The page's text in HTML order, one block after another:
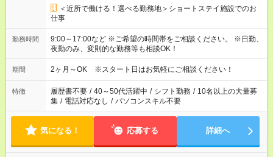
＜近所で働ける！選べる勤務地＞ショートステイ施設でのお
仕事
勤務時間
9:00～17:00など ※ご希望の時間帯をご相談ください。 ※日勤、
夜勤のみ、変則的な勤務等も相談OK！
期間 2ヶ月～OK ※スタート日はお気軽にご相談ください！
特徴 履歴書不要 / 40～50代活躍中 / シフト勤務 / 10名以上の大量募
集 / 電話対応なし / パソコンスキル不要
気になる！ 応募する 詳細へ